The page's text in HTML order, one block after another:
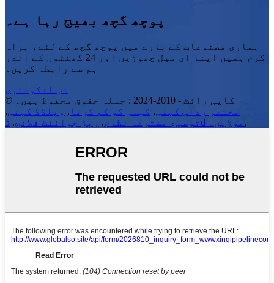
پوچھ گچھ بھیج رہا ہے۔
ہماری مصنوعات کے بارے میں پوچھ گچھ کے لئے، براہ
کرم ہمیں اپنا ای میل چھوڑیں اور 24 گھنٹوں کے اندر
ہم سے رابطہ کریں۔
اب انکوائری
© کاپی رائٹ - 2010-2024 : جملہ حقوق محفوظ ہیں۔
مختصر رداس کہنی, کہنی کو کم کرنا , ویلڈڈ کہنی,
توسیع مشترکہ نظام, ربڑ جوائنٹ فلانج, 5d موڑیں۔ ,